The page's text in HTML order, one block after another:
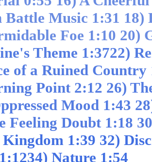
Battle Music 1:31 18)
Foe 1:10 20)
Theme 1:3722)
of a Ruined
Point 2:12 26)
Mood 1:43
Feeling Doubt 1:18
1:39 32)
34) Nature 1:54